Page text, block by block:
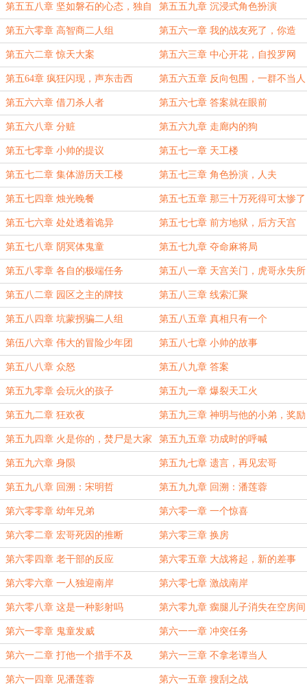
第五五八章 坚如磐石的心态，独自
留下
第五五九章 沉浸式角色扮演
第五六零章 高智商二人组 第五六一章 我的战友死了，你造
吗？
第五六二章 惊天大案 第五六三章 中心开花，自投罗网
第五64章 疯狂闪现，声东击西 第五六五章 反向包围，一群不当人
的队友
第五六六章 借刀杀人者 第五六七章 答案就在眼前
第五六八章 分赃 第五六九章 走廊内的狗
第五七零章 小帅的提议 第五七一章 天工楼
第五七二章 集体游历天工楼 第五七三章 角色扮演，人夫
第五七四章 烛光晚餐 第五七五章 那三十万死得可太惨了
第五七六章 处处透着诡异 第五七七章 前方地狱，后方天宫
第五七八章 阴冥体鬼童 第五七九章 夺命麻将局
第五八零章 各自的极端任务 第五八一章 天宫关门，虎哥永失所
爱
第五八二章 园区之主的牌技 第五八三章 线索汇聚
第五八四章 坑蒙拐骗二人组 第五八五章 真相只有一个
第伍八六章 伟大的冒险少年团 第五八七章 小帅的故事
第五八八章 众怒 第五八九章 答案
第五九零章 会玩火的孩子 第五九一章 爆裂天工火
第五九二章 狂欢夜 第五九三章 神明与他的小弟，奖励
拉满
第五九四章 火是你的，焚尸是大家
的？
第五九五章 功成时的呼喊
第五九六章 身陨 第五九七章 遗言，再见宏哥
第五九八章 回溯：宋明哲 第五九九章 回溯：潘莲蓉
第六零零章 幼年兄弟 第六零一章 一个惊喜
第六零二章 宏哥死因的推断 第六零三章 换房
第六零四章 老干部的反应 第六零五章 大战将起，新的差事
第六零六章 一人独迎南岸 第六零七章 激战南岸
第六零八章 这是一种影射吗 第六零九章 瘸腿儿子消失在空房间
第六一零章 鬼童发威 第六一一章 冲突任务
第六一二章 打他一个措手不及 第六一三章 不拿老谭当人
第六一四章 见潘莲蓉 第六一五章 搜刮之战